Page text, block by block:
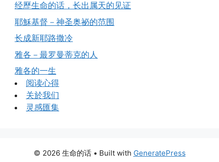
经歷生命的话，长出属天的见证
耶穌基督－神圣奥祕的范围
长成新耶路撒冷
雅各－最罗曼蒂克的人
雅各的一生
阅读心得
关於我们
灵感匯集
© 2026 生命的话• Built with GeneratePress